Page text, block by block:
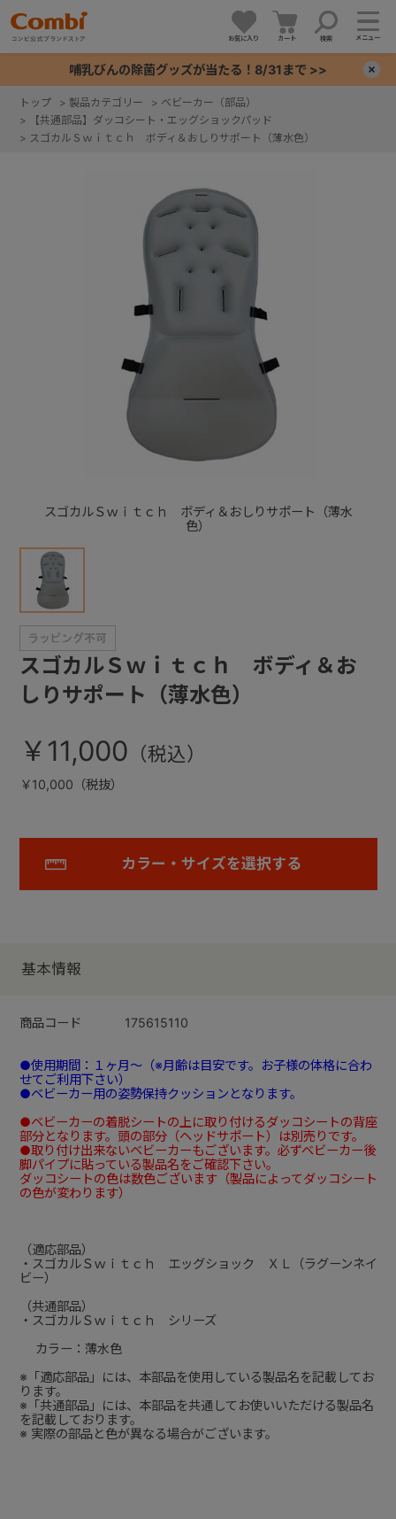
お気に入り カート 検索 メニュー
哺乳びんの除菌グッズが当たる！8/31まで >>
トップ > 製品カテゴリー > ベビーカー（部品）
>
【共通部品】ダッコシート・エッグショックパッド
> スゴカルＳｗｉｔｃｈ ボディ＆おしりサポート（薄水色）
スゴカルＳｗｉｔｃｈ ボディ＆おしりサポート（薄水
色）
スゴカルＳｗｉｔｃｈ ボディ＆お
しりサポート（薄水色）
￥11,000
￥10,000（税抜）
カラー・サイズを選択する
基本情報
商品コード 175615110
●使用期間：１ヶ月～（※月齢は目安です。お子様の体格に合わ
せてご利用下さい）
●ベビーカー用の姿勢保持クッションとなります。
●ベビーカーの着脱シートの上に取り付けるダッコシートの背座
部分となります。頭の部分（ヘッドサポート）は別売りです。
●取り付け出来ないベビーカーもございます。必ずベビーカー後
脚パイプに貼っている製品名をご確認下さい。
ダッコシートの色は数色ございます（製品によってダッコシート
の色が変わります）
（適応部品）
・スゴカルＳｗｉｔｃｈ エッグショック ＸＬ（ラグーンネイ
ビー）
（共通部品）
・スゴカルＳｗｉｔｃｈ シリーズ
カラー：薄水色
※「適応部品」には、本部品を使用している製品名を記載してお
ります。
※「共通部品」には、本部品を共通してお使いいただける製品名
を記載しております。
※ 実際の部品と色が異なる場合がございます。